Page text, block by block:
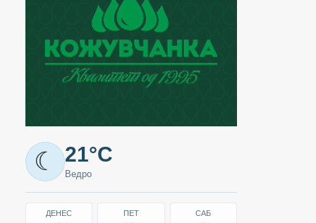
Метео
-
Кавадарци
☾ 21°C
Ведро
ДЕНЕС ПЕТ САБ